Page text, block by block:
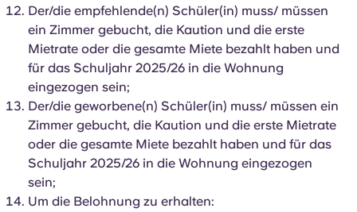
Der/die empfehlende(n) Schüler(in) muss/ müssen
ein Zimmer gebucht, die Kaution und die erste
Mietrate oder die gesamte Miete bezahlt haben und
für das Schuljahr 2025/26 in die Wohnung
eingezogen sein;
Der/die geworbene(n) Schüler(in) muss/ müssen ein
Zimmer gebucht, die Kaution und die erste Mietrate
oder die gesamte Miete bezahlt haben und für das
Schuljahr 2025/26 in die Wohnung eingezogen
sein;
Um die Belohnung zu erhalten: